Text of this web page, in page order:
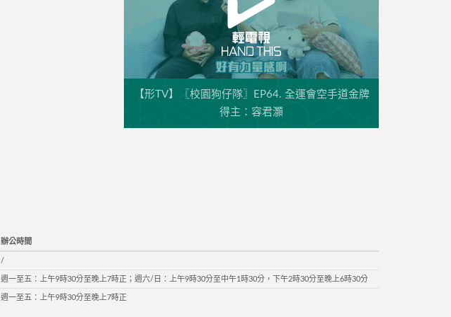
【形TV】〖校園狗仔隊〗EP64. 全運會空手道金牌
得主：容君灝
辦公時間
/
週一至五：上午9時30分至晚上7時正；週六/日：上午9時30分至中午1時30分，下午2時30分至晚上6時30分
週一至五：上午9時30分至晚上7時正